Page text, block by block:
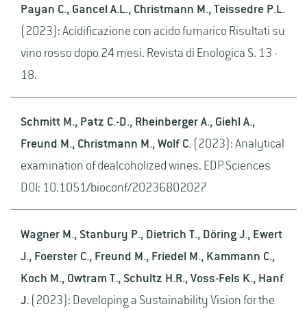
Payan C., Gancel A.L., Christmann M., Teissedre P.L.
(2023): Acidificazione con acido fumarico Risultati su
vino rosso dopo 24 mesi. Revista di Enologica S. 13 -
18.
Schmitt M., Patz C.-D., Rheinberger A., Giehl A.,
Freund M., Christmann M., Wolf C. (2023): Analytical
examination of dealcoholized wines. EDP Sciences
DOI: 10.1051/bioconf/20236802027
Wagner M., Stanbury P., Dietrich T., Döring J., Ewert
J., Foerster C., Freund M., Friedel M., Kammann C.,
Koch M., Owtram T., Schultz H.R., Voss-Fels K., Hanf
J. (2023): Developing a Sustainability Vision for the